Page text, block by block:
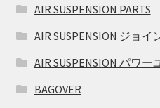
AIR SUSPENSION PARTS
AIR SUSPENSION ジョイ
AIR SUSPENSION パワー
BAGOVER